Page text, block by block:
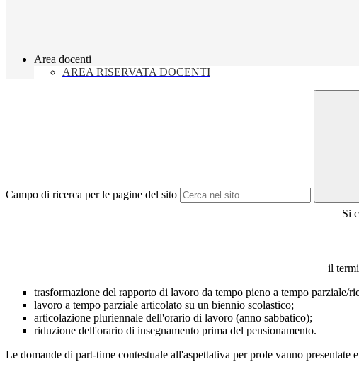
Area docenti
AREA RISERVATA DOCENTI
Campo di ricerca per le pagine del sito
Si
il
trasformazione del rapporto di lavoro da tempo pieno a tempo parziale/
lavoro a tempo parziale articolato su un biennio scolastico;
articolazione pluriennale dell'orario di lavoro (anno sabbatico);
riduzione dell'orario di insegnamento prima del pensionamento.
Le domande di part-time contestuale all'aspettativa per prole vanno presentate